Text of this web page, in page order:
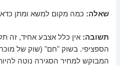
שאלה: כמה מקום למשא ומתן
תשובה: אין כלל אצבע אחיד, זה
הספציפי. בשוק "חם" (שוק של
המבוקש למחיר הסגירה נוטה